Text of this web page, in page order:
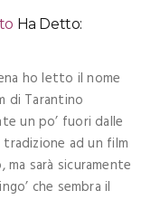
Ha Detto:
ho letto il nome
di Tarantino
un po’ fuori dalle
ad un film
sarà sicuramente
che sembra il